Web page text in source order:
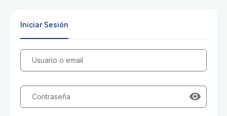
Iniciar Sesión
Usuario o email
Contraseña